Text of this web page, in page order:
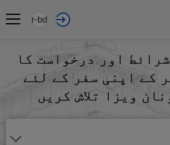
ur-bd
اور درخواست کا
کے اپنی سفر کے لئے
ویزا تلاش کریں